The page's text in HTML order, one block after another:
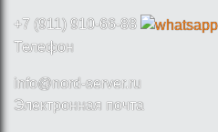
+7 (911) 910-66-88
Телефон
info@nord-server.ru
Электронная почта